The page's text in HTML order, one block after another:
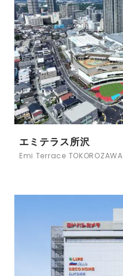
エミテラス所沢
Emi Terrace TOKOROZAWA